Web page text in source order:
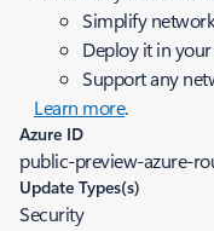
Simplify
Deploy it in
Support any
Learn more.
Azure ID
public-preview-azure-
Update Types(s)
Security